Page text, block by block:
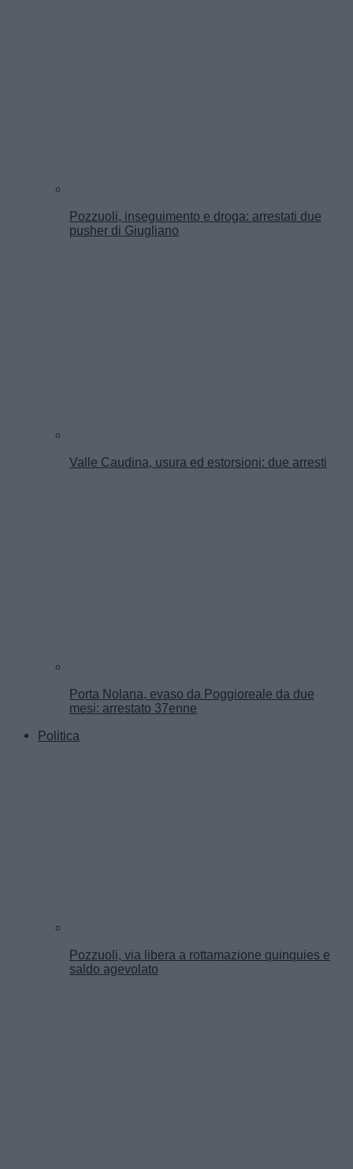
Pozzuoli, inseguimento e droga: arrestati due
pusher di Giugliano
Valle Caudina, usura ed estorsioni: due arresti
Porta Nolana, evaso da Poggioreale da due
mesi: arrestato 37enne
Politica
Pozzuoli, via libera a rottamazione quinquies e
saldo agevolato